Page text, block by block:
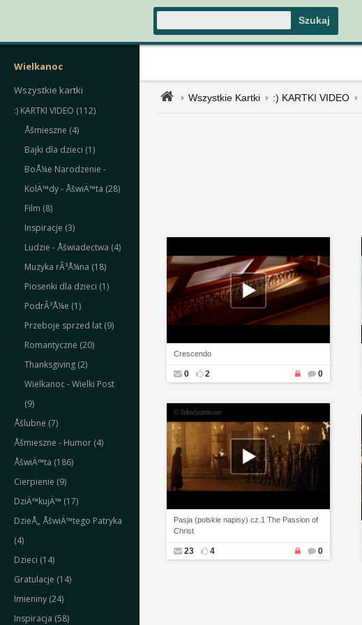
Wielkanoc
Wszystkie kartki
:) KARTKI VIDEO (112)
Åšmieszne (4)
Bajki dla dzieci (1)
BoÅ¼e Narodzenie -
KolÄ™dy - ÅšwiÄ™ta (28)
Film (8)
Inspiracje (3)
Ludzie - Åšwiadectwa (4)
Muzyka rÃ³Å¼na (18)
Piosenki dla dzieci (1)
PodrÃ³Å¼e (1)
Przeboje sprzed lat (9)
Romantyczne (20)
Thanksgiving (2)
Wielkanoc - Wielki Post
(9)
Åšlubne (7)
Åšmieszne - Humor (4)
ÅšwiÄ™ta (186)
Cierpienie (9)
DziÄ™kujÄ™ (17)
DzieÅ„ ÅšwiÄ™tego Patryka
(4)
Dzieci (14)
Gratulacje (14)
Imieniny (24)
Inspiracja (58)
Wszystkie Kartki :) KARTKI VIDEO
Crescendo
0 2 0
Pasja (polskie napisy) cz.1 The Passion of
Christ
23 4 0